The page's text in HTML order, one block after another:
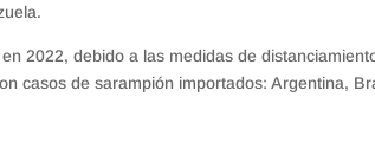
2022, debido a las medidas de
casos de sarampión importados: Argentina,